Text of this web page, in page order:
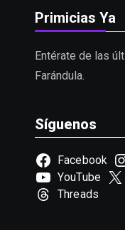
Primicias Ya
Entérate de las
Farándula.
Síguenos
Facebook
YouTube
Threads